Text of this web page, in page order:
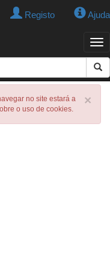
Registo Ajuda
×
no site estará a
o uso de cookies.